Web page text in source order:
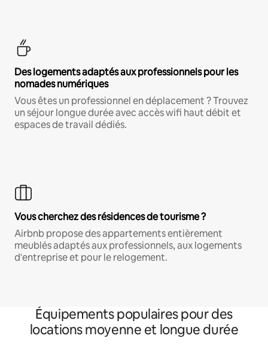
Des logements adaptés aux professionnels pour les
nomades numériques
Vous êtes un professionnel en déplacement ? Trouvez
un séjour longue durée avec accès wifi haut débit et
espaces de travail dédiés.
Vous cherchez des résidences de tourisme ?
Airbnb propose des appartements entièrement
meublés adaptés aux professionnels, aux logements
d'entreprise et pour le relogement.
Équipements populaires pour des
locations moyenne et longue durée